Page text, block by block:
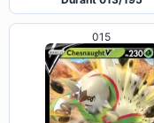
015